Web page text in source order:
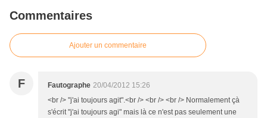
Commentaires
Ajouter un commentaire
F Fautographe 20/04/2012 15:26
<br /> "j'ai toujours agit".<br /> <br /> <br /> Normalement çà
s'écrit "j'ai toujours agi" mais là ce n'est pas seulement une